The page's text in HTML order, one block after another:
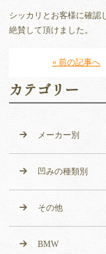
シッカリとお客様に確認
絶賛して頂けました。
« 前の記事へ
カテゴリー
メーカー別
凹みの種類別
その他
BMW